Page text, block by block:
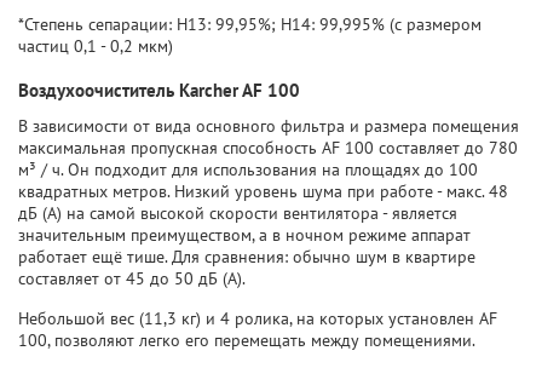
*Степень сепарации: H13: 99,95%; H14: 99,995% (с размером
частиц 0,1 - 0,2 мкм)
Воздухоочиститель Karcher AF 100
В зависимости от вида основного фильтра и размера помещения
максимальная пропускная способность AF 100 составляет до 780
м³ / ч. Он подходит для использования на площадях до 100
квадратных метров. Низкий уровень шума при работе - макс. 48
дБ (A) на самой высокой скорости вентилятора - является
значительным преимуществом, а в ночном режиме аппарат
работает ещё тише. Для сравнения: обычно шум в квартире
составляет от 45 до 50 дБ (A).
Небольшой вес (11,3 кг) и 4 ролика, на которых установлен AF
100, позволяют легко его перемещать между помещениями.